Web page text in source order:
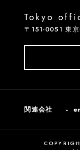
関連会社
Tokyo
〒151-0051 東